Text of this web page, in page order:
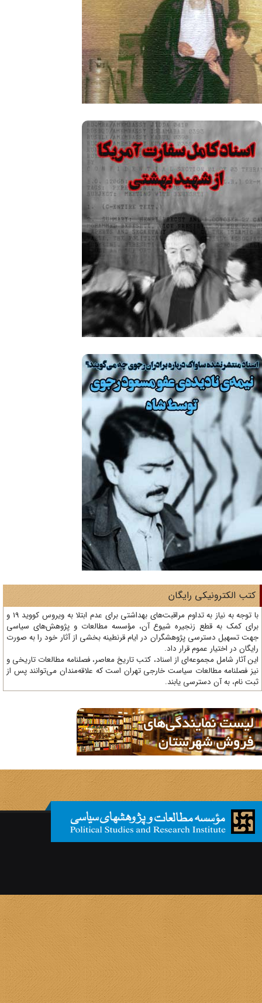
الکترونیکی رایگان
با توجه به نیاز به تداوم مراقبت‌های بهداشتی برای عدم ابتلا به ویروس کووید 19 و
کمک به قطع زنجیره شیوع آن، مؤسسه مطالعات و پژوهش‌های سیاسی
تسهیل دسترسی پژوهشگران در ایام قرنطینه بخشی از آثار خود را به صورت
در اختیار عموم قرار داد.
آثار شامل مجموعه‌ای از اسناد، کتب تاریخ معاصر، فصلنامه‌ مطالعات تاریخی و
فصلنامه مطالعات سیاست خارجی تهران است که علاقه‌مندان می‌توانند پس از
نام، به آن دسترسی یابند.